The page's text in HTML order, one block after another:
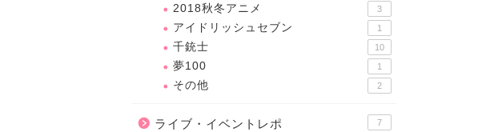
2018秋冬アニメ 3
アイドリッシュセブン 1
千銃士 10
夢100 1
その他 2
ライブ・イベントレポ 7